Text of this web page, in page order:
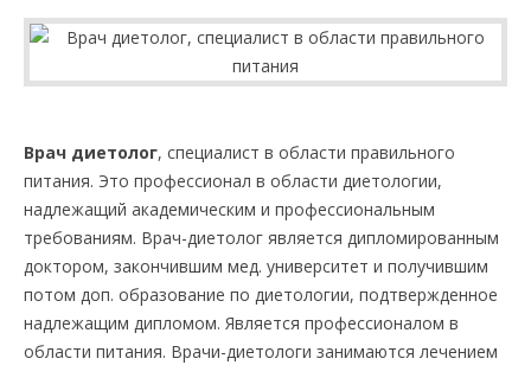
Врач диетолог, специалист в области правильного
питания. Это профессионал в области диетологии,
надлежащий академическим и профессиональным
требованиям. Врач-диетолог является дипломированным
доктором, закончившим мед. университет и получившим
потом доп. образование по диетологии, подтвержденное
надлежащим дипломом. Является профессионалом в
области питания. Врачи-диетологи занимаются лечением